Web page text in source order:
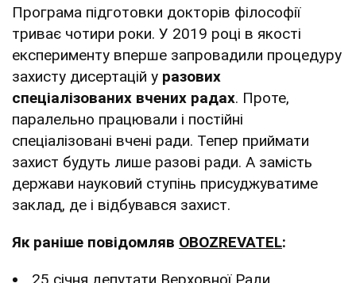
Програма підготовки докторів філософії
триває чотири роки. У 2019 році в якості
експерименту вперше запровадили процедуру
захисту дисертацій у разових
спеціалізованих вчених радах. Проте,
паралельно працювали і постійні
спеціалізовані вчені ради. Тепер приймати
захист будуть лише разові ради. А замість
держави науковий ступінь присуджуватиме
заклад, де і відбувався захист.
Як раніше повідомляв OBOZREVATEL: